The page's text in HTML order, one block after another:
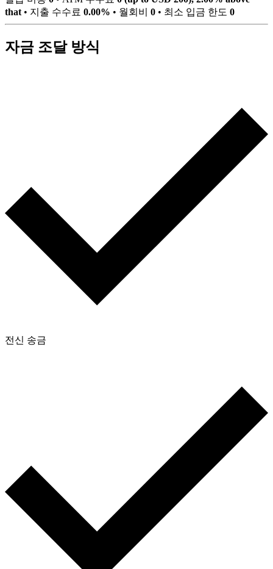
that • 지출 수수료 0.00% • 월회비 0 • 최소 입금 한도 0
자금 조달 방식
전신 송금